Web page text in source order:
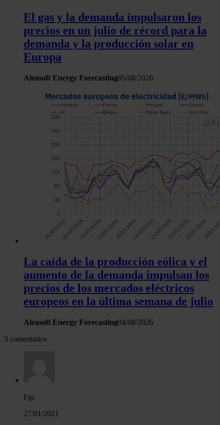
El gas y la demanda impulsaron los
precios en un julio de récord para la
demanda y la producción solar en
Europa
Aleasoft Energy Forecasting05/08/2026
La caída de la producción eólica y el
aumento de la demanda impulsan los
precios de los mercados eléctricos
europeos en la última semana de julio
Aleasoft Energy Forecasting04/08/2026
3 comentarios
Fgc
27/01/2021